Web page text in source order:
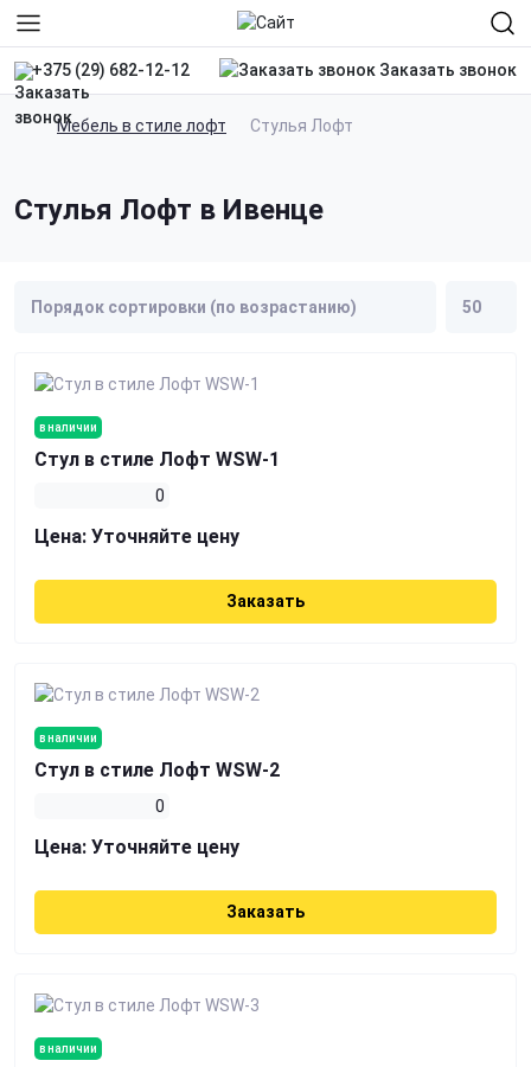
+375 (29) 682-12-12 Заказать звонок
Мебель в стиле лофт Стулья Лофт
Стулья Лофт в Ивенце
в наличии
Стул в стиле Лофт WSW-1
0
Цена: Уточняйте цену
Заказать
в наличии
Стул в стиле Лофт WSW-2
0
Цена: Уточняйте цену
Заказать
в наличии